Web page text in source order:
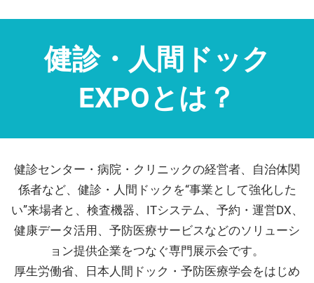
健診・人間ドック
EXPOとは？
健診センター・病院・クリニックの経営者、自治体関
係者など、健診・人間ドックを“事業として強化した
い”来場者と、検査機器、ITシステム、予約・運営DX、
健康データ活用、予防医療サービスなどのソリューシ
ョン提供企業をつなぐ専門展示会です。
厚生労働省、日本人間ドック・予防医療学会をはじめ